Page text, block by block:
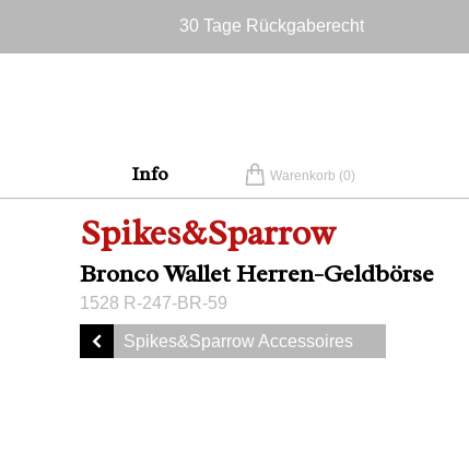
30 Tage Rückgaberecht
Info Warenkorb (0)
Spikes&Sparrow
Bronco Wallet Herren-Geldbörse
1528 R-247-BR-59
Spikes&Sparrow Accessoires